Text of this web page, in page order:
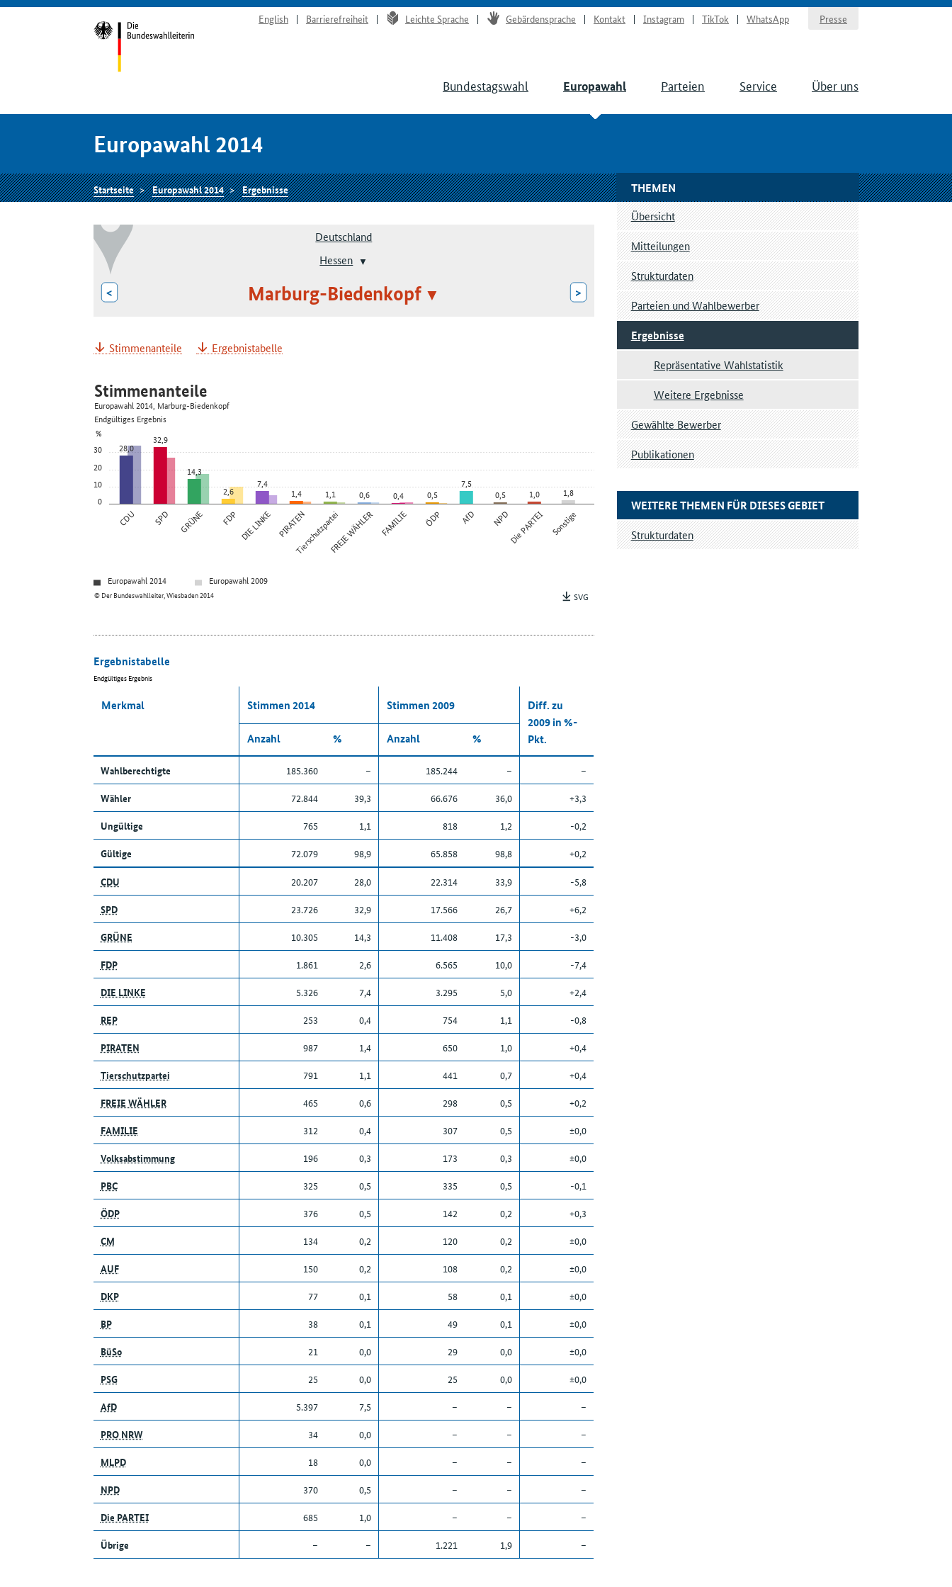
English Barrierefreiheit Leichte Sprache Gebärdensprache Kontakt Instagram TikTok WhatsApp Presse
Bundestagswahl Europawahl Parteien Service Über uns
Europawahl 2014
Startseite Europawahl 2014 Ergebnisse
Deutschland
Hessen
< Marburg-Biedenkopf >
Stimmenanteile Ergebnistabelle
0
10
20
30
%
CDU SPD GRÜNE FDP DIE LINKE PIRATENTierschutzparteiFREIE WÄHLER FAMILIE ÖDP AfD NPDDie PARTEI Sonstige
28,0
32,9
14,3
2,6
7,4
1,4 1,1 0,6 0,4 0,5
7,5
0,5
1,0 1,8
© Der Bundeswahlleiter, Wiesbaden 2014
Stimmenanteile
Europawahl 2014, Marburg-Biedenkopf
Endgültiges Ergebnis
Europawahl 2014
Europawahl 2009
SVG
Ergebnistabelle
Endgültiges Ergebnis
Merkmal Stimmen 2014 Stimmen 2009
Diff. zu
2009 in %-
Pkt.
Anzahl % Anzahl %
Wahlberechtigte 185.360 – 185.244 –
–
Wähler
72.844 39,3 66.676 36,0
+3,3
Ungültige
765 1,1 818 1,2
-0,2
Gültige
72.079 98,9 65.858 98,8
+0,2
CDU
20.207 28,0 22.314 33,9
-5,8
SPD
23.726 32,9 17.566 26,7
+6,2
GRÜNE
10.305 14,3 11.408 17,3
-3,0
FDP
1.861 2,6 6.565 10,0
-7,4
DIE LINKE
5.326 7,4 3.295 5,0
+2,4
REP
253 0,4 754 1,1
-0,8
PIRATEN
987 1,4 650 1,0
+0,4
Tierschutzpartei
791 1,1 441 0,7
+0,4
FREIE WÄHLER
465 0,6 298 0,5
+0,2
FAMILIE
312 0,4 307 0,5
±0,0
Volksabstimmung
196 0,3 173 0,3
±0,0
PBC
325 0,5 335 0,5
-0,1
ÖDP
376 0,5 142 0,2
+0,3
CM
134 0,2 120 0,2
±0,0
AUF
150 0,2 108 0,2
±0,0
DKP
77 0,1 58 0,1
±0,0
BP
38 0,1 49 0,1
±0,0
BüSo
21 0,0 29 0,0
±0,0
PSG
25 0,0 25 0,0
±0,0
AfD
5.397 7,5 – –
–
PRO NRW
34 0,0 – –
–
MLPD
18 0,0 – –
–
NPD
370 0,5 – –
–
Die PARTEI
685 1,0 – –
–
Übrige
– – 1.221 1,9 –
THEMEN
Übersicht
Mitteilungen
Strukturdaten
Parteien und Wahlbewerber
Ergebnisse
Repräsentative Wahlstatistik
Weitere Ergebnisse
Gewählte Bewerber
Publikationen
WEITERE THEMEN FÜR DIESES GEBIET
Strukturdaten